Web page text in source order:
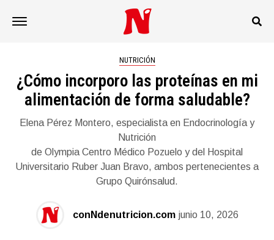
NUTRICIÓN
¿Cómo incorporo las proteínas en mi
alimentación de forma saludable?
Elena Pérez Montero, especialista en Endocrinología y
Nutrición
de Olympia Centro Médico Pozuelo y del Hospital
Universitario Ruber Juan Bravo, ambos pertenecientes a
Grupo Quirónsalud.
conNdenutricion.com junio 10, 2026